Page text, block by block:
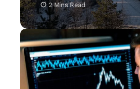
2 Mins Read